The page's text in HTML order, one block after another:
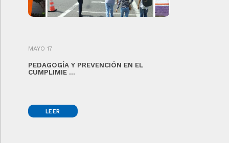
MAYO 17
PEDAGOGÍA Y PREVENCIÓN EN EL
CUMPLIMIE ...
LEER